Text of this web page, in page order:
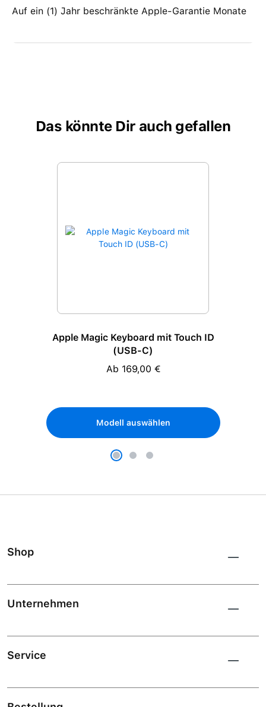
Auf ein (1) Jahr beschränkte Apple-Garantie Monate
Das könnte Dir auch gefallen
Produktgalerie überspringen
Apple Magic Keyboard mit Touch ID
(USB-C)
Regulärer Preis:
Ab 169,00 €
Modell auswählen
Shop
Unternehmen
Service